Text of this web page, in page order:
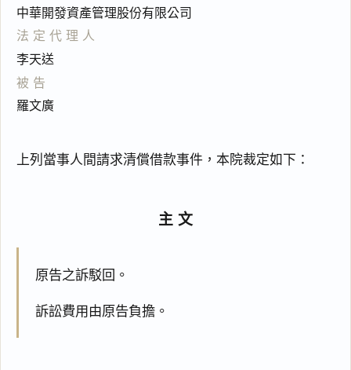
中華開發資產管理股份有限公司
法定代理人
李天送
被告
羅文廣
上列當事人間請求清償借款事件，本院裁定如下：
主文
原告之訴駁回。
訴訟費用由原告負擔。